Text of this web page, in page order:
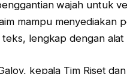
wajah untuk
mampu menyediakan
lengkap dengan alat
kepala Tim Riset